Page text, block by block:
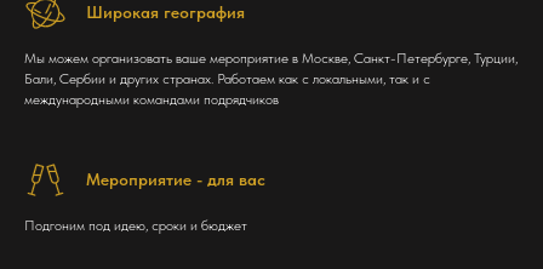
Широкая география
Мы можем организовать ваше мероприятие в Москве, Санкт-Петербурге, Турции,
Бали, Сербии и других странах. Работаем как с локальными, так и с
международными командами подрядчиков
Мероприятие - для вас
Подгоним под идею, сроки и бюджет